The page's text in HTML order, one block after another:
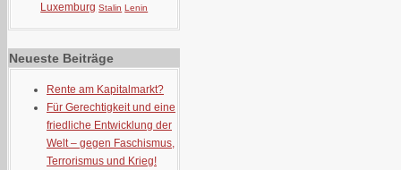
Luxemburg Stalin Lenin
Neueste Beiträge
Rente am Kapitalmarkt?
Für Gerechtigkeit und eine
friedliche Entwicklung der
Welt – gegen Faschismus,
Terrorismus und Krieg!